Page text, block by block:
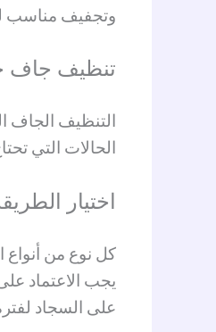
وتجفيف مناسب
تنظيف جاف
التنظيف الجاف
الحالات التي
اختيار
كل نوع من أنواع
يجب الاعتماد
على السجاد